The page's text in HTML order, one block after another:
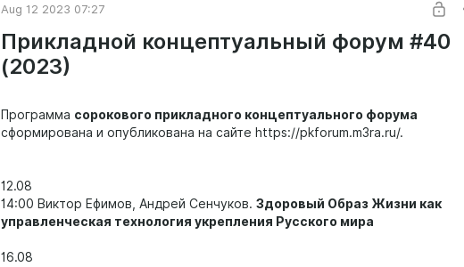
Aug 12 2023 07:27
Прикладной концептуальный форум #40
(2023)
Программа сорокового прикладного концептуального форума
сформирована и опубликована на сайте https://pkforum.m3ra.ru/.
12.08
14:00 Виктор Ефимов, Андрей Сенчуков. Здоровый Образ Жизни как
управленческая технология укрепления Русского мира
16.08